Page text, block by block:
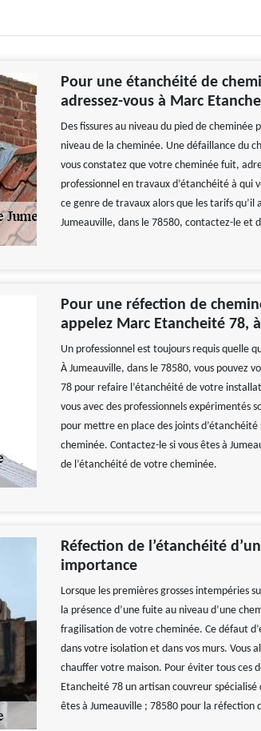
Pour une étanchéité de
adressez-vous à Marc
Des fissures au niveau du pied de cheminée
niveau de la cheminée. Une défaillance du
vous constatez que votre cheminée fuit,
professionnel en travaux d’étanchéité à qui
ce genre de travaux alors que les tarifs qu’il
Jumeauville, dans le 78580, contactez-le et
Pour une réfection de
appelez Marc Etancheité 78,
Un professionnel est toujours requis quelle
À Jumeauville, dans le 78580, vous pouvez
78 pour refaire l’étanchéité de votre
vous avec des professionnels expérimentés
pour mettre en place des joints
cheminée. Contactez-le si vous êtes à
de l’étanchéité de votre cheminée.
Réfection de l’étanchéité
importance
Lorsque les premières grosses intempéries
la présence d’une fuite au niveau d’une
fragilisation de votre cheminée. Ce défaut
dans votre isolation et dans vos murs. Vous
chauffer votre maison. Pour éviter tous ces
Etancheité 78 un artisan couvreur spécialisé
êtes à Jumeauville ; 78580 pour la réfection